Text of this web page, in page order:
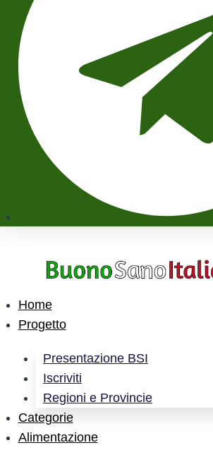
Home
Progetto
Presentazione BSI
Iscriviti
Regioni e Provincie
Categorie
Alimentazione